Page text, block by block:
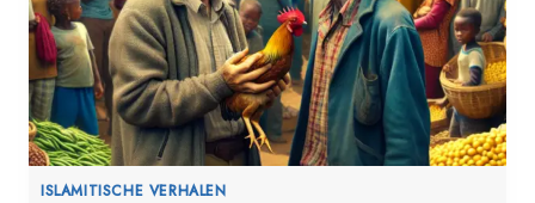
ISLAMITISCHE VERHALEN